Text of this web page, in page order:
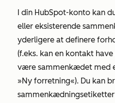
I din HubSpot-konto kan
eller eksisterende
yderligere at definere
(f.eks. kan en kontakt
være sammenkædet med
»Ny forretning«). Du kan